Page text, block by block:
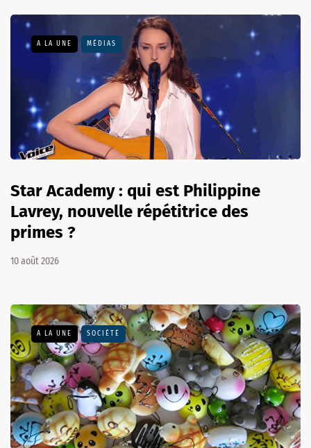
A LA UNE MÉDIAS
Star Academy : qui est Philippine
Lavrey, nouvelle répétitrice des
primes ?
10 août 2026
A LA UNE SOCIÉTÉ